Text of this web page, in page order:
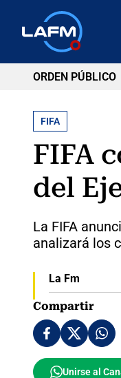
ORDEN PÚBLICO
FIFA
FIFA
del
La FIFA
analizará los
La Fm
Compartir
Unirse al